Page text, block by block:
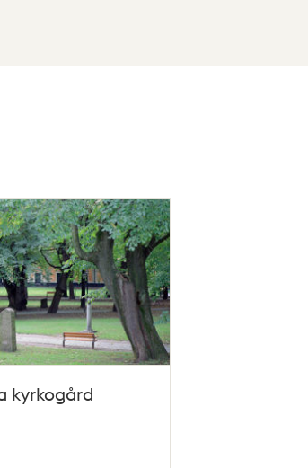
kyrkogård